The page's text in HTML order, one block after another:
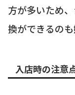
方が多いため
換ができるの
入店時の注意